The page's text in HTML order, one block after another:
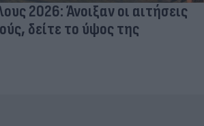
2026: Άνοιξαν οι αιτήσεις
δείτε το ύψος της